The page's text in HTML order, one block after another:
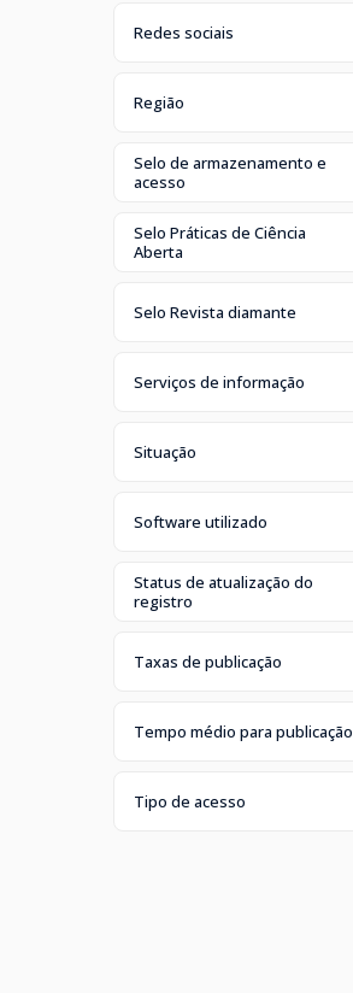
Redes sociais
Região
Selo de armazenamento e
acesso
Selo Práticas de Ciência
Aberta
Selo Revista diamante
Serviços de informação
Situação
Software utilizado
Status de atualização do
registro
Taxas de publicação
Tempo médio para publicação
Tipo de acesso